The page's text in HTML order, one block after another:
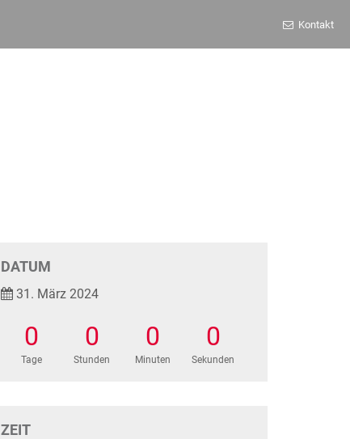
Kontakt
DATUM
31. März 2024
0
Tage
0
Stunden
0
Minuten
0
Sekunden
ZEIT